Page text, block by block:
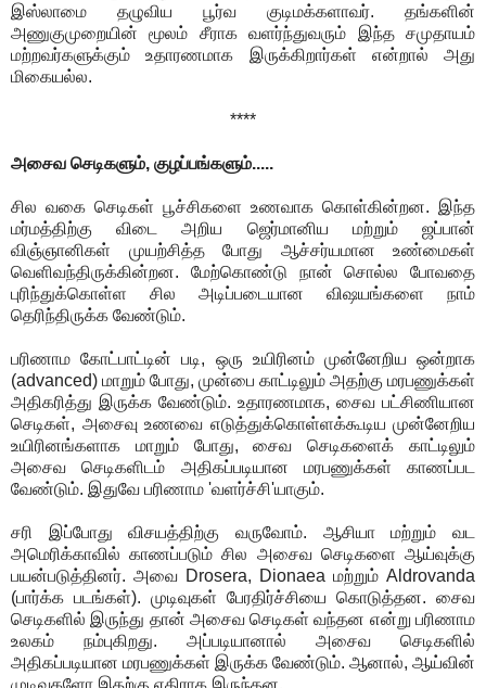
இஸ்லாமை தழுவிய பூர்வ குடிமக்களாவர். தங்களின்
அணுகுமுறையின் மூலம் சீராக வளர்ந்துவரும் இந்த சமுதாயம்
மற்றவர்களுக்கும் உதாரணமாக இருக்கிறார்கள் என்றால் அது
மிகையல்ல.
****
அசைவ செடிகளும், குழப்பங்களும்.....
சில வகை செடிகள் பூச்சிகளை உணவாக கொள்கின்றன. இந்த
மர்மத்திற்கு விடை அறிய ஜெர்மானிய மற்றும் ஜப்பான்
விஞ்ஞானிகள் முயற்சித்த போது ஆச்சர்யமான உண்மைகள்
வெளிவந்திருக்கின்றன. மேற்கொண்டு நான் சொல்ல போவதை
புரிந்துக்கொள்ள சில அடிப்படையான விஷயங்களை நாம்
தெரிந்திருக்க வேண்டும்.
பரிணாம கோட்பாட்டின் படி, ஒரு உயிரினம் முன்னேறிய ஒன்றாக
(advanced) மாறும் போது, முன்பை காட்டிலும் அதற்கு மரபணுக்கள்
அதிகரித்து இருக்க வேண்டும். உதாரணமாக, சைவ பட்சிணியான
செடிகள், அசைவு உணவை எடுத்துக்கொள்ளக்கூடிய முன்னேறிய
உயிரினங்களாக மாறும் போது, சைவ செடிகளைக் காட்டிலும்
அசைவ செடிகளிடம் அதிகப்படியான மரபணுக்கள் காணப்பட
வேண்டும். இதுவே பரிணாம 'வளர்ச்சி'யாகும்.
சரி இப்போது விசயத்திற்கு வருவோம். ஆசியா மற்றும் வட
அமெரிக்காவில் காணப்படும் சில அசைவ செடிகளை ஆய்வுக்கு
பயன்படுத்தினர். அவை Drosera, Dionaea மற்றும் Aldrovanda
(பார்க்க படங்கள்). முடிவுகள் பேரதிர்ச்சியை கொடுத்தன. சைவ
செடிகளில் இருந்து தான் அசைவ செடிகள் வந்தன என்று பரிணாம
உலகம் நம்புகிறது. அப்படியானால் அசைவ செடிகளில்
அதிகப்படியான மரபணுக்கள் இருக்க வேண்டும். ஆனால், ஆய்வின்
முடிவுகளோ இதற்கு எதிராக இருந்தன.